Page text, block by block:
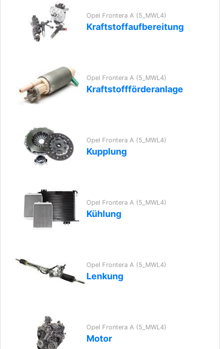
Opel Frontera A (5_MWL4)
Kraftstoffaufbereitung
Opel Frontera A (5_MWL4)
Kraftstoffförderanlage
Opel Frontera A (5_MWL4)
Kupplung
Opel Frontera A (5_MWL4)
Kühlung
Opel Frontera A (5_MWL4)
Lenkung
Opel Frontera A (5_MWL4)
Motor